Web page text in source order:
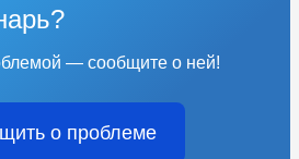
— сообщите о ней!
о проблеме